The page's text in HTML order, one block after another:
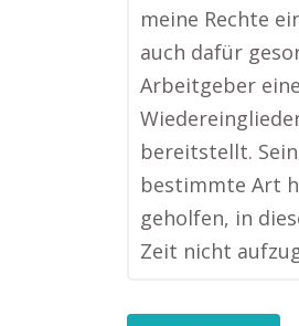
meine Rechte
auch dafür
Arbeitgeber
bereitstellt.
bestimmte Art
geholfen, in
Zeit nicht